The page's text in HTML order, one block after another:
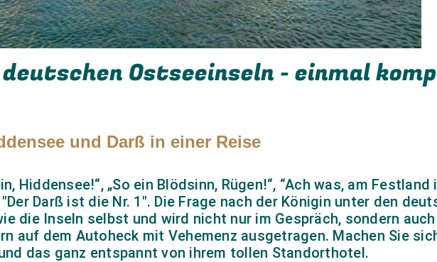
Ostseeinseln - einmal
und Darß in einer Reise
Hiddensee!“, „So ein Blödsinn, Rügen!“, “Ach was, am
Darß ist die Nr. 1". Die Frage nach der Königin unter den
die Inseln selbst und wird nicht nur im Gespräch, sondern
auf dem Autoheck mit Vehemenz ausgetragen. Machen Sie
das ganz entspannt von ihrem tollen Standorthotel.